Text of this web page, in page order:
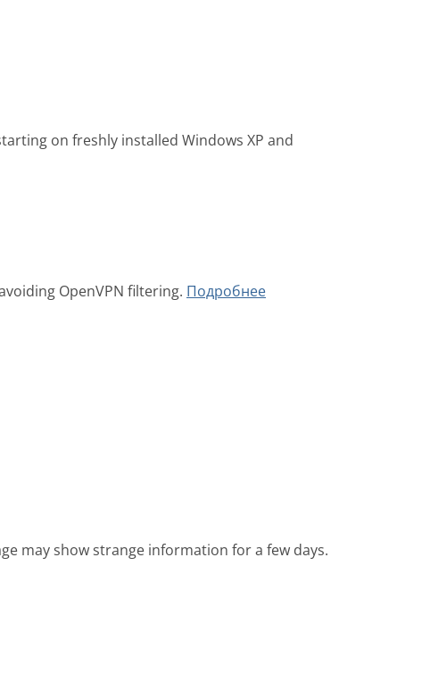
on freshly installed Windows XP and
OpenVPN filtering. Подробнее
may show strange information for a few days.